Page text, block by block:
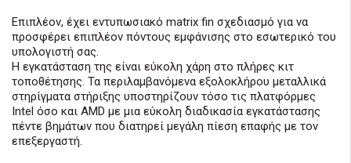
Επιπλέον, έχει εντυπωσιακό matrix fin σχεδιασμό για να
προσφέρει επιπλέον πόντους εμφάνισης στο εσωτερικό του
υπολογιστή σας.
Η εγκατάσταση της είναι εύκολη χάρη στο πλήρες κιτ
τοποθέτησης. Τα περιλαμβανόμενα εξολοκλήρου μεταλλικά
στηρίγματα στήριξης υποστηρίζουν τόσο τις πλατφόρμες
Intel όσο και AMD με μια εύκολη διαδικασία εγκατάστασης
πέντε βημάτων που διατηρεί μεγάλη πίεση επαφής με τον
επεξεργαστή.